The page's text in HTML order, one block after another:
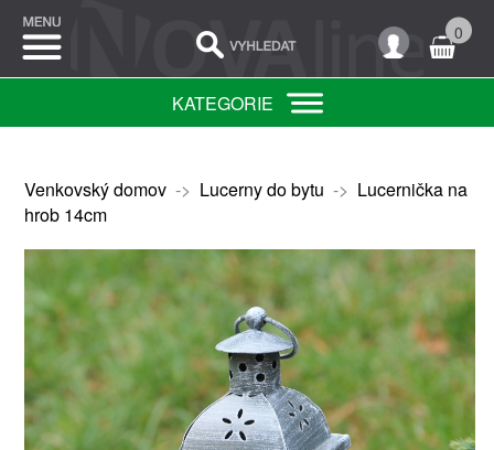
0
KATEGORIE
Venkovský domov-> Lucerny do bytu -> Lucernička na
hrob 14cm